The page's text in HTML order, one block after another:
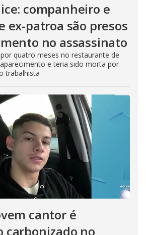
companheiro e
ex-patroa são presos
no assassinato
quatro meses no restaurante de
e teria sido morta por
trabalhista
cantor é
carbonizado no